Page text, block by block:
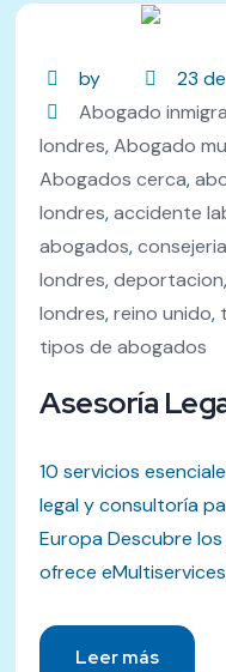
by
23
Abogado
londres,Abogado
Abogados cerca,
londres,accidente
abogados,
londres,deportacion,
londres,reino unido,
tipos de abogados
Asesoría
10 servicios
legal y consultoría
Europa Descubre
ofrece
Leer más